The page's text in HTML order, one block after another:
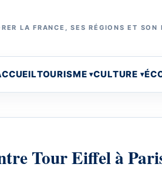
LA FRANCE, SES RÉGIONS ET SON
TOURISME CULTURE
Tour Eiffel à